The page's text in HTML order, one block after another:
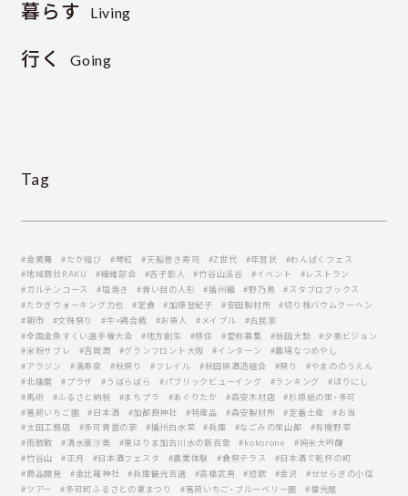
暮らす Living
行く Going
Tag
#金黄舞 #たか結び #琴紅 #天船巻き寿司 #Z世代 #年賀状
#わんぱくフェス
#地域商社RAKU
#繊維部会 #吉子彰人 #竹谷山渓谷 #イベント
#レストラン
#ガルテンコース
#塩焼き #青い目の人形 #播州織 #野乃鳥
#スタブロブックス
#たかぎウォーキング力也
#定食 #加藤登紀子 #安田製材所
#切り株バウムクーヘン
#朝市
#文殊祭り #牛×鶏合戦 #お祷人 #メイプル
#古民家
#全国金魚すくい選手権大会
#地方創生 #移住 #愛称募集 #翁田大勢
#夕張ビジョン
#米粉サブレ
#吉岡潤 #グランフロント大阪 #インターン
#農場なつめやし
#アラジン
#満寿泉 #秋祭り #フレイル #秋田県酒造組合 #祭り
#やまののうえん
#北播磨
#プラザ #うばらばら #パブリックビューイング #ランキング
#ほりにし
#馬術
#ふるさと納税 #まちプラ #あぐりたか #森安木材店
#杉原紙の里・多可
#箸荷いちご園
#日本酒 #加都良神社 #特産品 #森安製材所 #定番土産
#お当
#太田工務店
#多可青雲の家 #播州白水菜 #兵庫 #なごみの里山都
#有機野菜
#雨散散
#清水亜沙美 #東はりま加古川水の新百景 #kokorone
#純米大吟醸
#竹谷山
#正月 #日本酒フェスタ #農業体験 #食祭テラス
#日本酒で乾杯の町
#商品開発
#金比羅神社 #兵庫観光百選 #高橋武男 #短歌 #金沢
#せせらぎの小径
#ツアー
#多可町ふるさとの夏まつり #箸荷いちご・ブルーベリー園
#福光屋